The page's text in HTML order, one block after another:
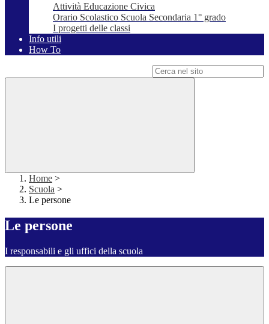
Attività Educazione Civica
Orario Scolastico Scuola Secondaria 1° grado
I progetti delle classi
Info utili
How To
Home >
Scuola >
Le persone
Le persone
I responsabili e gli uffici della scuola